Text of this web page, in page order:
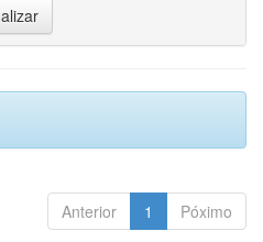
Anterior 1 Póximo